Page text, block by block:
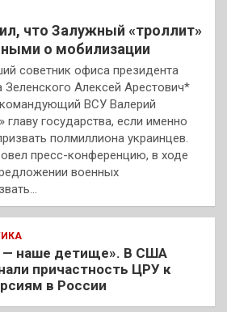
что Залужный «троллит»
о мобилизации
советник офиса президента
Алексей Арестович*
ВСУ Валерий
главу государства, если именно
полмиллиона украинцев.
пресс-конференцию, в ходе
военных
— наше детище». В США
причастность ЦРУ к
в России